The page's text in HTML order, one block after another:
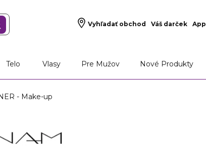
Vyhľadať obchod Váš darček App
Telo Vlasy Pre Mužov Nové Produkty
- Make-up